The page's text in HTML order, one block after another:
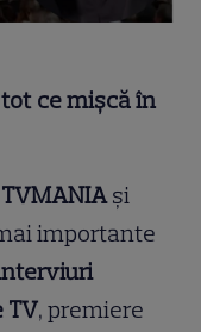
ce mișcă în
și
importante
TV, premiere